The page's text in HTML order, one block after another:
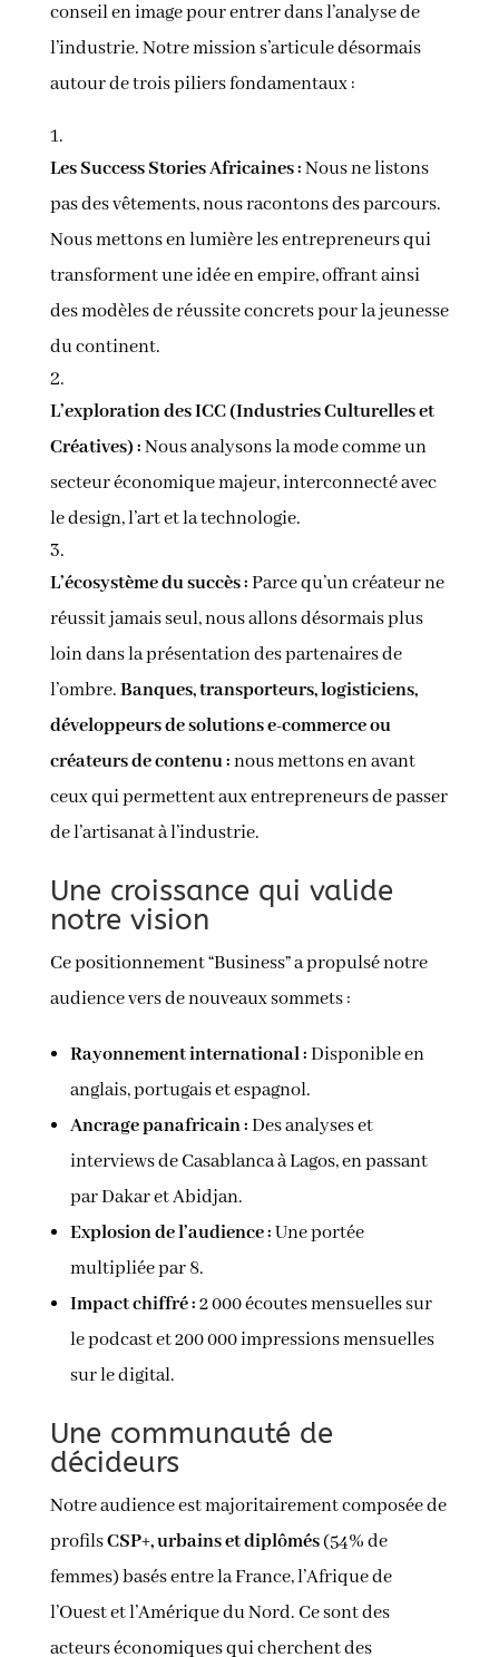
conseil en image pour entrer dans l’analyse de
l’industrie. Notre mission s’articule désormais
autour de trois piliers fondamentaux :
Les Success Stories Africaines :Nous ne listons
pas des vêtements, nous racontons des parcours.
Nous mettons en lumière les entrepreneurs qui
transforment une idée en empire, offrant ainsi
des modèles de réussite concrets pour la jeunesse
du continent.
L’exploration des ICC (Industries Culturelles et
Créatives) :Nous analysons la mode comme un
secteur économique majeur, interconnecté avec
le design, l’art et la technologie.
L’écosystème du succès :Parce qu’un créateur ne
réussit jamais seul, nous allons désormais plus
loin dans la présentation des partenaires de
l’ombre.Banques, transporteurs, logisticiens,
développeurs de solutions e-commerce ou
créateurs de contenu :nous mettons en avant
ceux qui permettent aux entrepreneurs de passer
de l’artisanat à l’industrie.
Une croissance qui valide
notre vision
Ce positionnement “Business” a propulsé notre
audience vers de nouveaux sommets :
Rayonnement international :Disponible en
anglais, portugais et espagnol.
Ancrage panafricain :Des analyses et
interviews de Casablanca à Lagos, en passant
par Dakar et Abidjan.
Explosion de l’audience :Une portée
multipliée par 8.
Impact chiffré :2 000 écoutes mensuelles sur
le podcast et 200 000 impressions mensuelles
sur le digital.
Une communauté de
décideurs
Notre audience est majoritairement composée de
profilsCSP+, urbains et diplômés(54% de
femmes) basés entre la France, l’Afrique de
l’Ouest et l’Amérique du Nord. Ce sont des
acteurs économiques qui cherchent des